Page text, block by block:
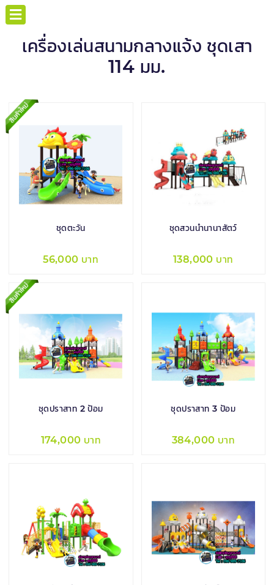
เครื่องเล่นสนามกลางแจ้ง ชุดเสา
114 มม.
ชุดตะวัน
56,000 บาท
ชุดสวนน้ำนานาสัตว์
138,000 บาท
ชุดปราสาท 2 ป้อม
174,000 บาท
ชุดปราสาท 3 ป้อม
384,000 บาท